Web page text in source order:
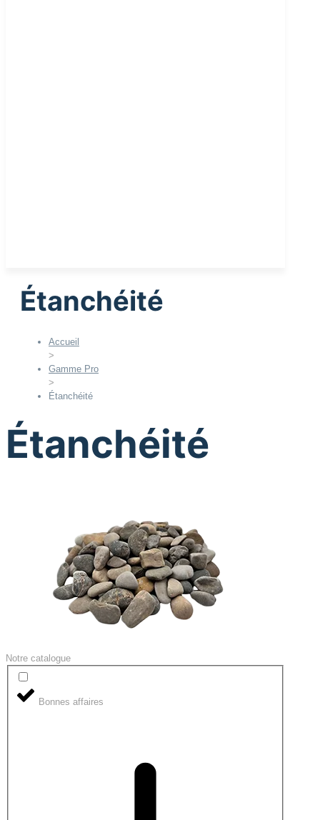
Étanchéité
Accueil
>
Gamme Pro
>
Étanchéité
Étanchéité
Notre catalogue
Bonnes affaires